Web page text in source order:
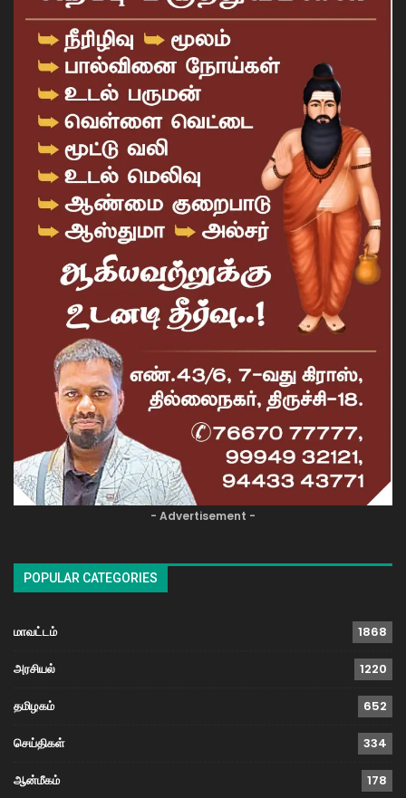
- Advertisement -
POPULAR CATEGORIES
மாவட்டம் 1868
அரசியல் 1220
தமிழகம் 652
செய்திகள் 334
ஆன்மீகம் 178